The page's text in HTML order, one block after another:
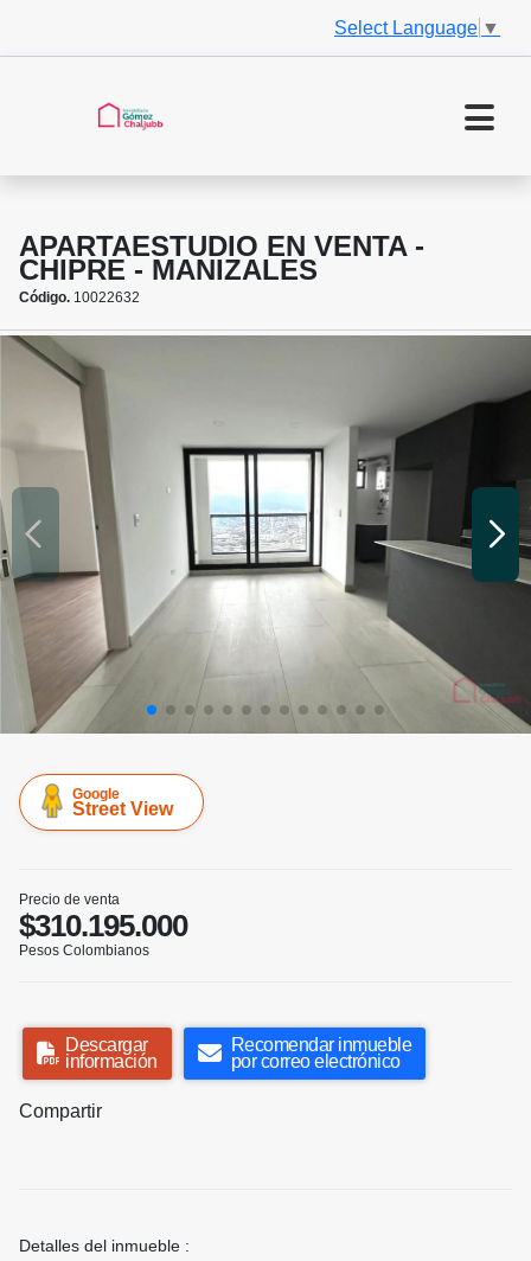
Select Language ▼
APARTAESTUDIO EN VENTA -
CHIPRE - MANIZALES
Código. 10022632
Google
Street View
Precio de venta
$310.195.000
Pesos Colombianos
Descargar
información
Recomendar inmueble
por correo electrónico
Compartir
Detalles del inmueble :